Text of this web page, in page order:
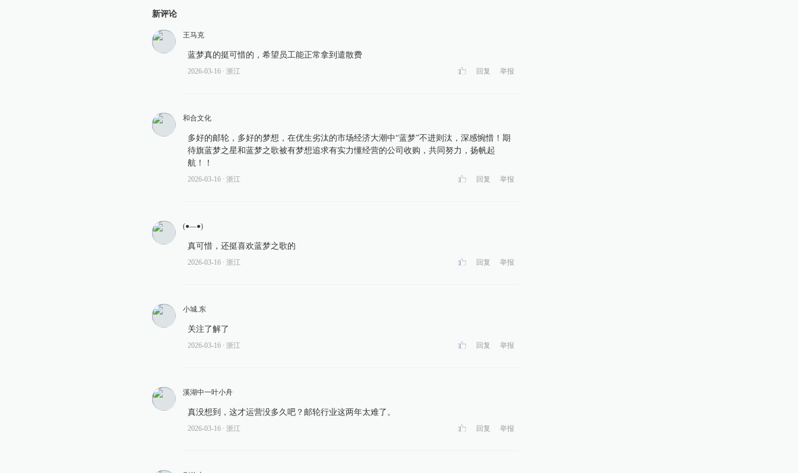
新评论
王马克
蓝梦真的挺可惜的，希望员工能正常拿到遣散费
2026-03-16 ∙ 浙江 回复 举报
和合文化
多好的邮轮，多好的梦想，在优生劣汰的市场经济大潮中“蓝梦”不进则汰，深感惋惜！期
待旗蓝梦之星和蓝梦之歌被有梦想追求有实力懂经营的公司收购，共同努力，扬帆起
航！！
2026-03-16 ∙ 浙江 回复 举报
(●—●)
真可惜，还挺喜欢蓝梦之歌的
2026-03-16 ∙ 浙江 回复 举报
小城.东
关注了解了
2026-03-16 ∙ 浙江 回复 举报
溪湖中一叶小舟
真没想到，这才运营没多久吧？邮轮行业这两年太难了。
2026-03-16 ∙ 浙江 回复 举报